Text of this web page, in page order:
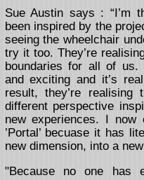
Sue Austin says : “I’m
been inspired by the
seeing the wheelchair
try it too. They’re
boundaries for all of us.
and exciting and it’s
result, they’re
different perspective
new experiences. I now
’Portal’ becuase it has
new dimension, into a
"Because no one has